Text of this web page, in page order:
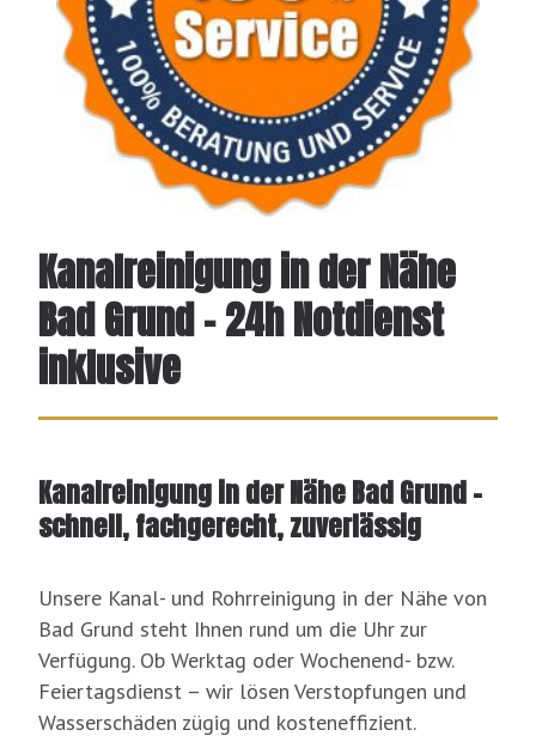
Kanalreinigung in der Nähe
Bad Grund – 24h Notdienst
inklusive
Kanalreinigung in der Nähe Bad Grund –
schnell, fachgerecht, zuverlässig
Unsere Kanal- und Rohrreinigung in der Nähe von
Bad Grund steht Ihnen rund um die Uhr zur
Verfügung. Ob Werktag oder Wochenend- bzw.
Feiertagsdienst – wir lösen Verstopfungen und
Wasserschäden zügig und kosteneffizient.